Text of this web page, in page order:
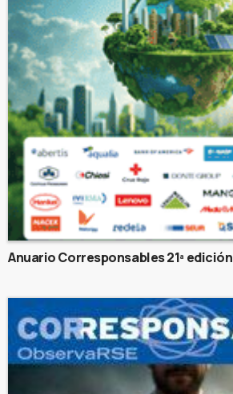
Anuario Corresponsables 21ª